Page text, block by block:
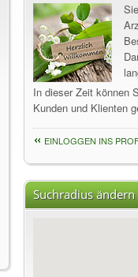
In dieser Zeit können
Kunden und Klienten
EINLOGGEN INS
Suchradius ändern